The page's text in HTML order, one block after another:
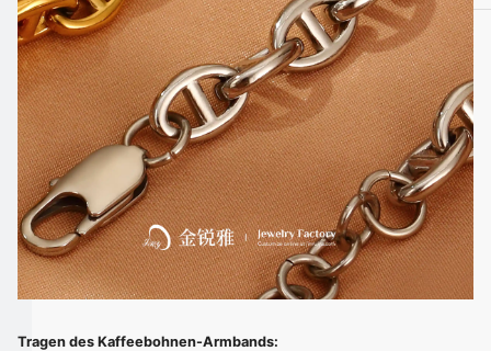
Farbe:
Silberfarben,
18K
Gold
plattiert
Oberflächenverarbeitung:
Plattierung,
Polieren
Tragen des Kaffeebohnen-Armbands: